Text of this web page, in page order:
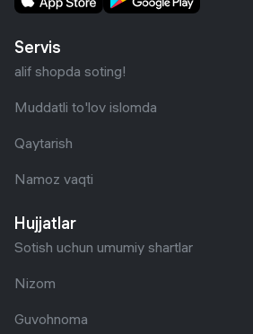
Servis
alif shopda soting!
Muddatli to'lov islomda
Qaytarish
Namoz vaqti
Hujjatlar
Sotish uchun umumiy shartlar
Nizom
Guvohnoma